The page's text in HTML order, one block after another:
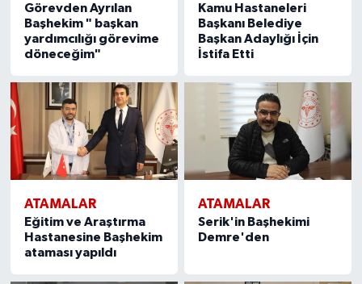
Görevden Ayrılan
Başhekim " başkan
yardımcılığı görevime
döneceğim"
Kamu Hastaneleri
Başkanı Belediye
Başkan Adaylığı İçin
İstifa Etti
ATAMALAR
Eğitim ve Araştırma
Hastanesine Başhekim
ataması yapıldı
ATAMALAR
Serik'in Başhekimi
Demre'den